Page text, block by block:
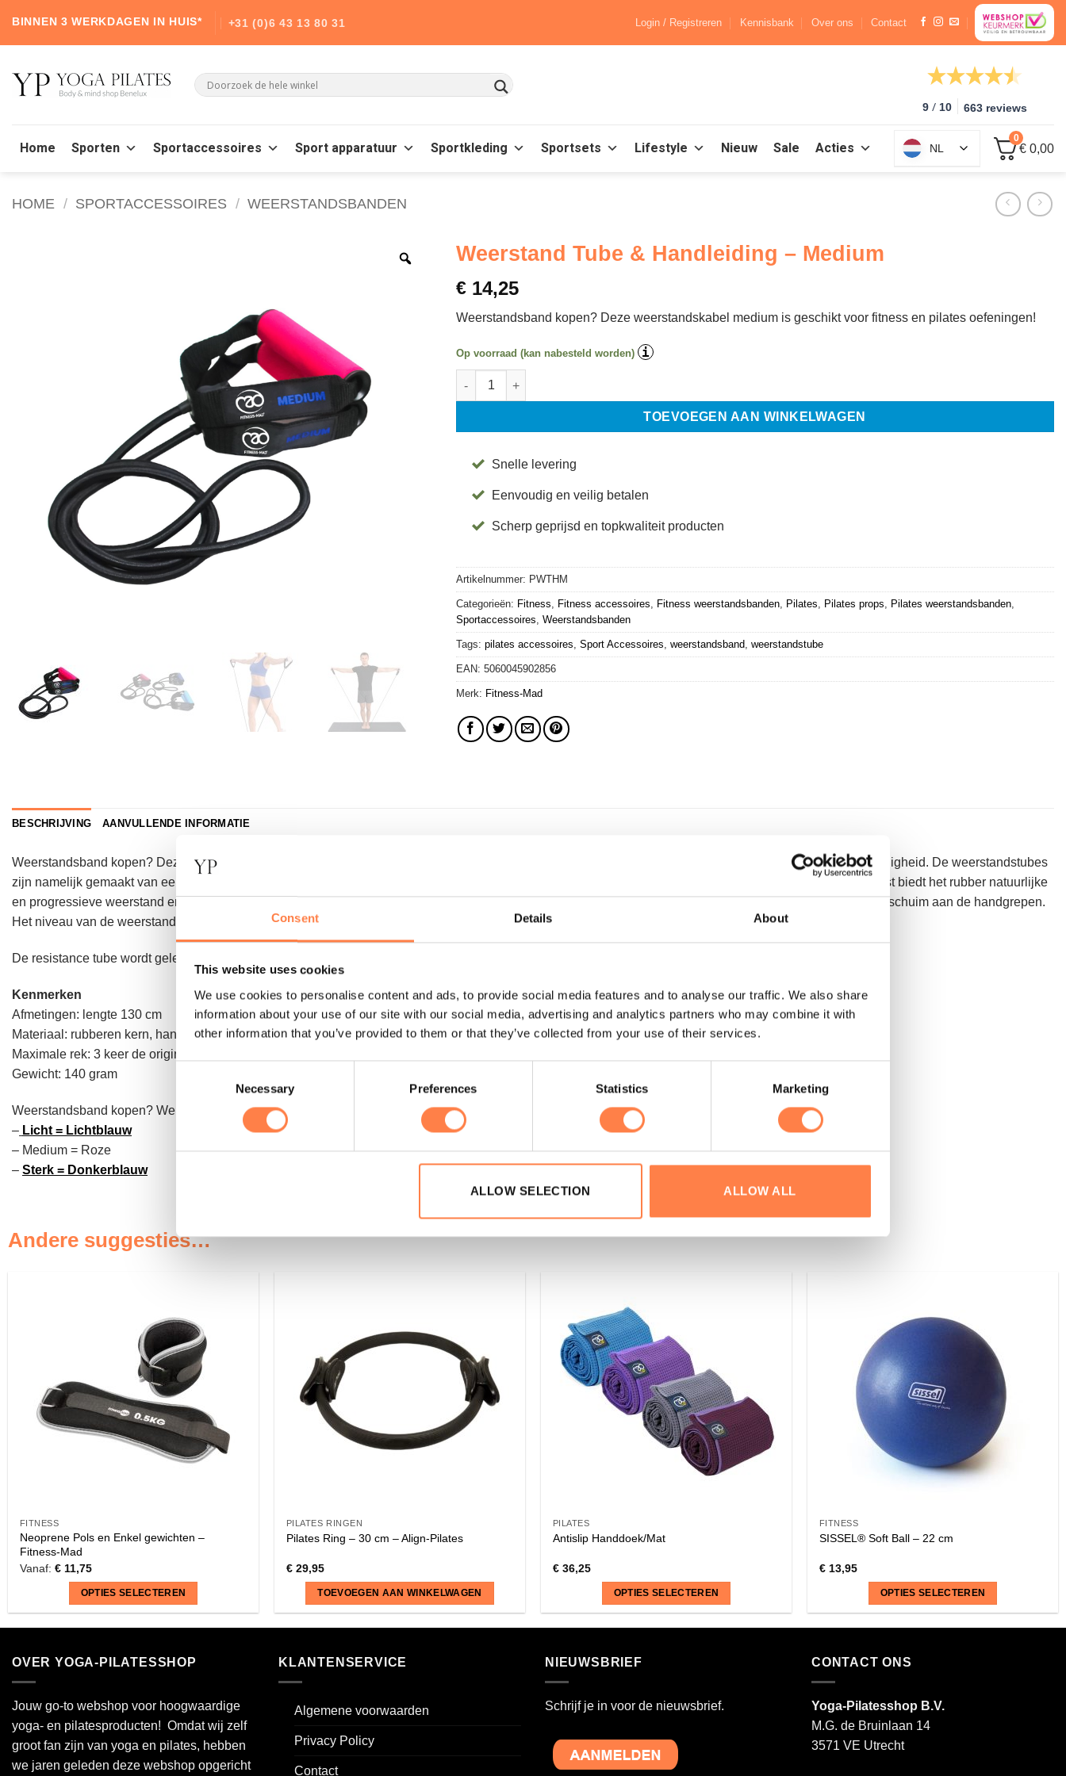
Consent Details About
This website uses cookies
We use cookies to personalise content and ads, to provide social media features and to analyse our traffic. We also share
information about your use of our site with our social media, advertising and analytics partners who may combine it with
other information that you’ve provided to them or that they’ve collected from your use of their services.
Necessary Preferences Statistics Marketing
ALLOW SELECTION ALLOW ALL
content
BINNEN 3 WERKDAGEN IN HUIS* +31 (0)6 43 13 80 31 Login / Registreren Kennisbank Over ons Contact
9 / 10 663 reviews
Home Sporten Sportaccessoires Sport apparatuur Sportkleding Sportsets Lifestyle Nieuw Sale Acties NL
0
€ 0,00
HOME / SPORTACCESSOIRES / WEERSTANDSBANDEN
Weerstand Tube & Handleiding – Medium
€ 14,25
Weerstandsband kopen? Deze weerstandskabel medium is geschikt voor fitness en pilates oefeningen!
Op voorraad (kan nabesteld worden) i
Weerstand Tube & Handleiding - Medium aantal
TOEVOEGEN AAN WINKELWAGEN
Snelle levering
Eenvoudig en veilig betalen
Scherp geprijsd en topkwaliteit producten
Artikelnummer: PWTHM
Categorieën: Fitness, Fitness accessoires, Fitness weerstandsbanden, Pilates, Pilates props, Pilates weerstandsbanden,
Sportaccessoires, Weerstandsbanden
Tags: pilates accessoires, Sport Accessoires, weerstandsband, weerstandstube
EAN: 5060045902856
Merk: Fitness-Mad
BESCHRIJVING AANVULLENDE INFORMATIE
Weerstandsband kopen? Deze resistance tube, ook wel weerstandskabel genoemd, van Fitness-Mad is van hoge kwaliteit en heeft nu ingebouwde extra veiligheid. De weerstandstubes
zijn namelijk gemaakt van een rubberen kern met een beschermende nylon bekleding, die de mogelijkheid van het klappen van de band voorkomt. Daarnaast biedt het rubber natuurlijke
en progressieve weerstand en vermijdt de mogelijkheid van latexallergieën. De weerstandstube is verkrijgbaar in drie sterktes en bevat comfortabel integraalschuim aan de handgrepen.
Het niveau van de weerstandstube is weergegeven op de handgrepen. Hierdoor is het tijdens klas- of studiogebruik makkelijk om deze uit elkaar te houden.
De resistance tube wordt geleverd met een gebruikershandleiding met 10 belangrijke weerstandsoefeningen voor het hele lichaam.
Kenmerken
Afmetingen: lengte 130 cm
Materiaal: rubberen kern, handgrepen van schuim
Maximale rek: 3 keer de originele lengte
Gewicht: 140 gram
Weerstandsband kopen? We bieden verschillende weerstandsniveau’s aan:
– Licht = Lichtblauw
– Medium = Roze
– Sterk = Donkerblauw
Andere suggesties…
FITNESS
Neoprene Pols en Enkel gewichten –
Fitness-Mad
Vanaf: €11,75
OPTIES SELECTEREN
heeft
Deze
optie
kan
gekozen
PILATES RINGEN
Pilates Ring – 30 cm – Align-Pilates
€29,95
TOEVOEGEN AAN WINKELWAGEN
PILATES
Antislip Handdoek/Mat
€36,25
OPTIES SELECTEREN
heeft
Deze
kan
gekozen
FITNESS
SISSEL® Soft Ball – 22 cm
€13,95
OPTIES SELECTEREN
heeft
Deze
optie
kan
OVER YOGA-PILATESSHOP
Jouw go-to webshop voor hoogwaardige
yoga- en pilatesproducten! Omdat wij zelf
groot fan zijn van yoga en pilates, hebben
we jaren geleden deze webshop opgericht
KLANTENSERVICE
Algemene voorwaarden
Privacy Policy
Contact
NIEUWSBRIEF
Schrijf je in voor de nieuwsbrief.
CONTACT ONS
Yoga-Pilatesshop B.V.
M.G. de Bruinlaan 14
3571 VE Utrecht